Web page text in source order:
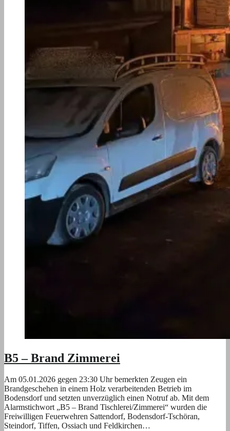
B5 – Brand Zimmerei
Am 05.01.2026 gegen 23:30 Uhr bemerkten Zeugen ein
Brandgeschehen in einem Holz verarbeitenden Betrieb im
Bodensdorf und setzten unverzüglich einen Notruf ab. Mit dem
Alarmstichwort „B5 – Brand Tischlerei/Zimmerei“ wurden die
Freiwilligen Feuerwehren Sattendorf, Bodensdorf-Tschöran,
Steindorf, Tiffen, Ossiach und Feldkirchen…